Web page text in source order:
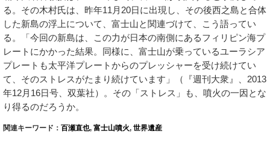
る。その木村氏は、昨年11月20日に出現し、その後西之島と合体
した新島の浮上について、富士山と関連づけて、こう語ってい
る。「今回の新島は、この力が日本の南側にあるフィリピン海プ
レートにかかった結果。同様に、富士山が乗っているユーラシア
プレートも太平洋プレートからのプレッシャーを受け続けてい
て、そのストレスがたまり続けています」（『週刊大衆』、2013
年12月16日号、双葉社）。その「ストレス」も、噴火の一因とな
り得るのだろうか。
関連キーワード： 百瀬直也, 富士山噴火, 世界遺産